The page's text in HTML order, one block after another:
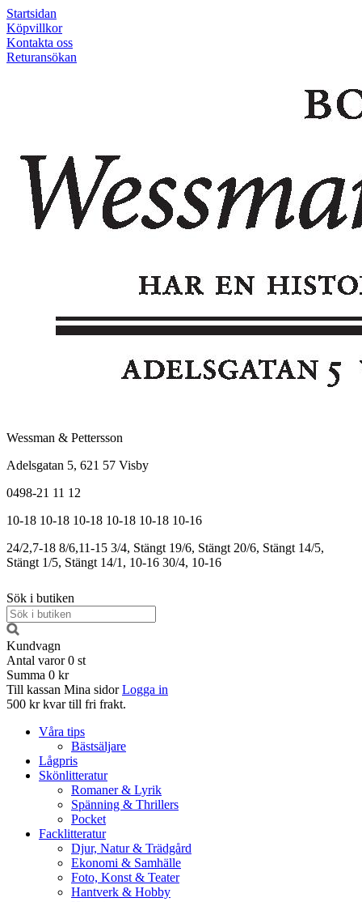
Startsidan
Köpvillkor
Kontakta oss
Returansökan
Wessman & Pettersson
Adelsgatan 5, 621 57 Visby
0498-21 11 12
10-18 10-18 10-18 10-18 10-18 10-16
24/2,7-18 8/6,11-15 3/4, Stängt 19/6, Stängt 20/6, Stängt 14/5,
Stängt 1/5, Stängt 14/1, 10-16 30/4, 10-16
Sök i butiken
Kundvagn
Antal varor 0 st
Summa 0 kr
Till kassan Mina sidor Logga in
500 kr kvar till fri frakt.
Våra tips
Bästsäljare
Lågpris
Skönlitteratur
Romaner & Lyrik
Spänning & Thrillers
Pocket
Facklitteratur
Djur, Natur & Trädgård
Ekonomi & Samhälle
Foto, Konst & Teater
Hantverk & Hobby